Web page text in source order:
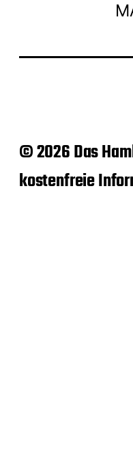
© 2026 Das
kostenfreie